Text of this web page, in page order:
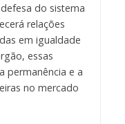
do sistema
relações
em igualdade
essas
permanência e a
no mercado